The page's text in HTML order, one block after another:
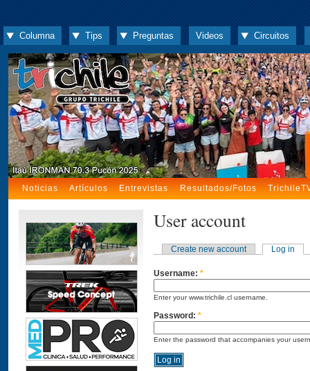
Columna Tips Preguntas Videos Circuitos
Noticias Artículos Entrevistas Resultados/Fotos
User account
Create new account Log in
Username: *
Enter your www.trichile.cl username.
Password: *
Enter the password that accompanies your